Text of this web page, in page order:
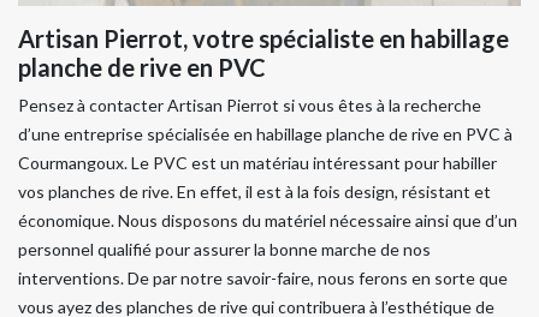
Artisan Pierrot, votre spécialiste en habillage
planche de rive en PVC
Pensez à contacter Artisan Pierrot si vous êtes à la recherche
d’une entreprise spécialisée en habillage planche de rive en PVC à
Courmangoux. Le PVC est un matériau intéressant pour habiller
vos planches de rive. En effet, il est à la fois design, résistant et
économique. Nous disposons du matériel nécessaire ainsi que d’un
personnel qualifié pour assurer la bonne marche de nos
interventions. De par notre savoir-faire, nous ferons en sorte que
vous ayez des planches de rive qui contribuera à l’esthétique de